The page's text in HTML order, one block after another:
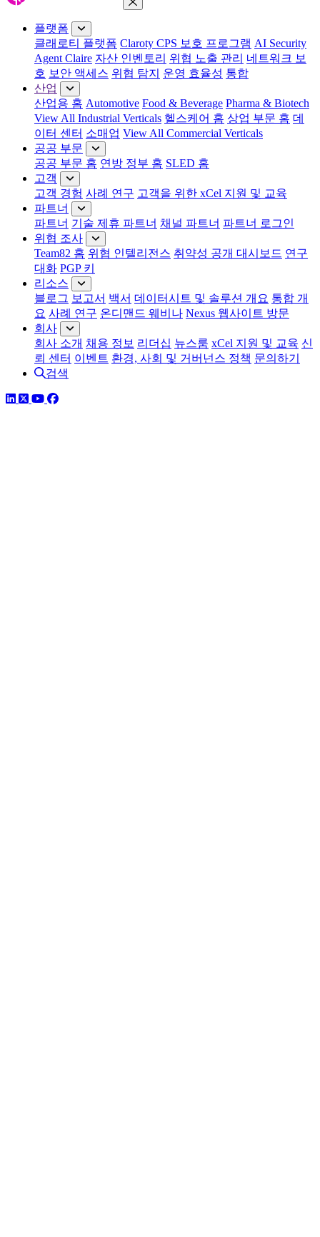
메뉴 닫기
플랫폼
클래로티 플랫폼 Claroty CPS 보호 프로그램 AI Security
Agent Claire 자산 인벤토리 위협 노출 관리 네트워크 보
호 보안 액세스 위협 탐지 운영 효율성 통합
산업
산업용 홈 Automotive Food & Beverage Pharma & Biotech
View All Industrial Verticals 헬스케어 홈 상업 부문 홈 데
이터 센터 소매업 View All Commercial Verticals
공공 부문
공공 부문 홈 연방 정부 홈 SLED 홈
고객
고객 경험 사례 연구 고객을 위한 xCel 지원 및 교육
파트너
파트너 기술 제휴 파트너 채널 파트너 파트너 로그인
위협 조사
Team82 홈 위협 인텔리전스 취약성 공개 대시보드 연구
대화 PGP 키
리소스
블로그 보고서 백서 데이터시트 및 솔루션 개요 통합 개
요 사례 연구 온디맨드 웨비나 Nexus 웹사이트 방문
회사
회사 소개 채용 정보 리더십 뉴스룸 xCel 지원 및 교육 신
뢰 센터 이벤트 환경, 사회 및 거버넌스 정책 문의하기
검색
링크드인
트위터유튜브
페이스북